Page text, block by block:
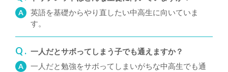
A
英語を基礎からやり直したい中高生に向いていま
す。
Q . 一人だとサボってしまう子でも通えますか？
A
一人だと勉強をサボってしまいがちな中高生でも通